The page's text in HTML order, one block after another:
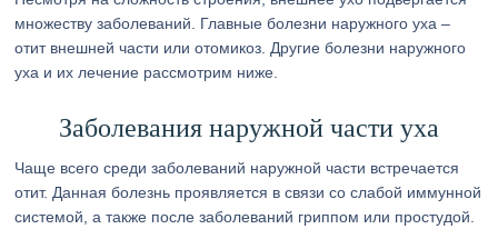
множеству заболеваний. Главные болезни наружного уха –
отит внешней части или отомикоз. Другие болезни наружного
уха и их лечение рассмотрим ниже.
Заболевания наружной части уха
Чаще всего среди заболеваний наружной части встречается
отит. Данная болезнь проявляется в связи со слабой иммунной
системой, а также после заболеваний гриппом или простудой.